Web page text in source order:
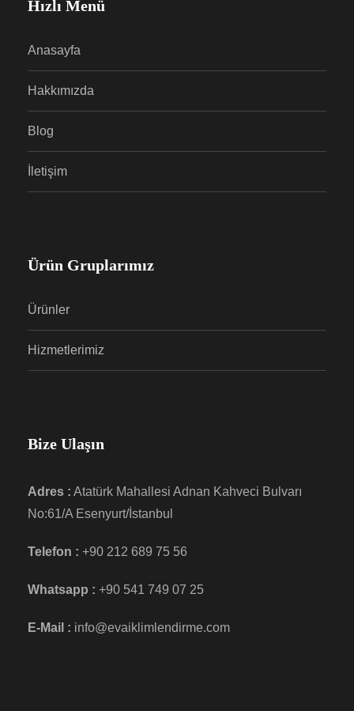
Hızlı Menü
Anasayfa
Hakkımızda
Blog
İletişim
Ürün Gruplarımız
Ürünler
Hizmetlerimiz
Bize Ulaşın
Adres : Atatürk Mahallesi Adnan Kahveci Bulvarı
No:61/A Esenyurt/İstanbul
Telefon : +90 212 689 75 56
Whatsapp : +90 541 749 07 25
E-Mail : info@evaiklimlendirme.com